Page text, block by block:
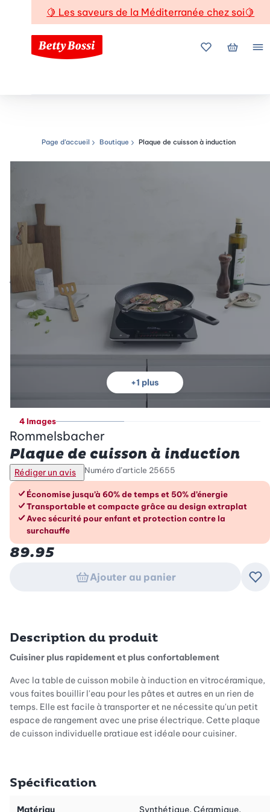
🍋 Les saveurs de la Méditerranée chez soi🍋
Mes favoris
Mon
Chemin de navigation
Page d’accueil Boutique Plaque de cuisson à induction
+1 plus
4 Images
Rommelsbacher
Plaque de cuisson à induction
Rédiger un avis Numéro d’article 25655
Les avantages en un coup d’œil
Économise jusqu’à 60% de temps et 50% d’énergie
Transportable et compacte grâce au design extraplat
Avec sécurité pour enfant et protection contre la
surchauffe
89.95
Ajouter au panier
Description du produit
Cuisiner plus rapidement et plus confortablement
Avec la table de cuisson mobile à induction en vitrocéramique,
vous faites bouillir l'eau pour les pâtes et autres en un rien de
temps. Elle est facile à transporter et ne nécessite qu'un petit
espace de rangement avec une prise électrique. Cette plaque
de cuisson individuelle pratique est idéale pour cuisiner,
brancher et c'est parti.
Un gain de temps et d'énergie considérable
Spécification
Matériau
Synthétique, Céramique,